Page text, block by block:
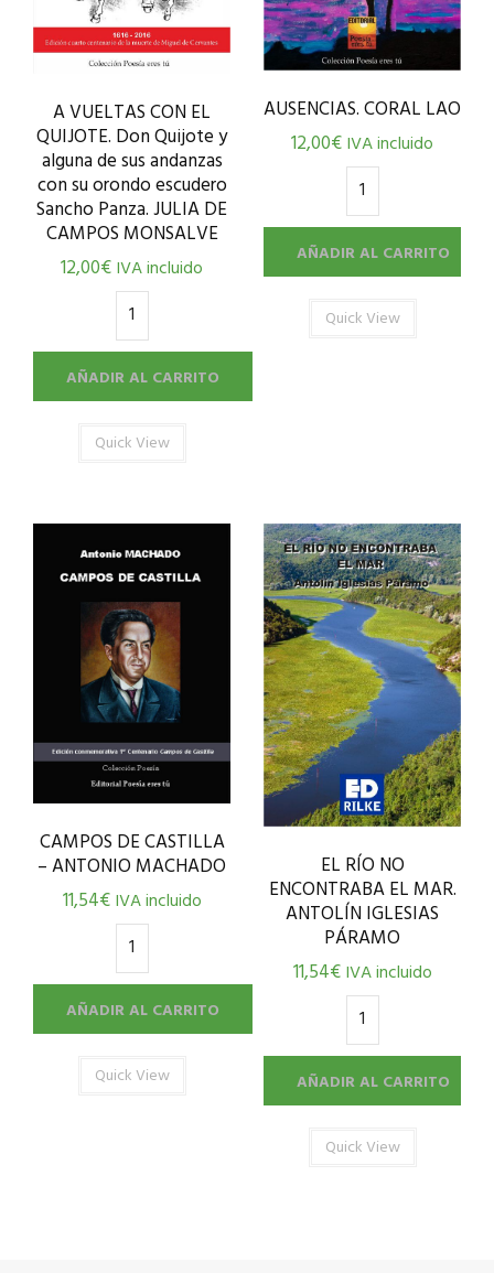
A VUELTAS CON EL
QUIJOTE. Don Quijote y
alguna de sus andanzas
con su orondo escudero
Sancho Panza. JULIA DE
CAMPOS MONSALVE
12,00€IVA incluido
AÑADIR AL CARRITO
Quick View
AUSENCIAS. CORAL LAO
12,00€IVA incluido
AÑADIR AL CARRITO
Quick View
CAMPOS DE CASTILLA
– ANTONIO MACHADO
11,54€ IVA incluido
AÑADIR AL CARRITO
Quick View
EL RÍO NO
ENCONTRABA EL MAR.
ANTOLÍN IGLESIAS
PÁRAMO
11,54€ IVA incluido
AÑADIR AL CARRITO
Quick View